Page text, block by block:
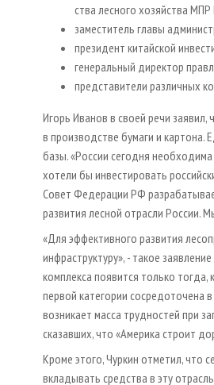
ства лесного хозяйства
заместитель главы
президент китайской
генеральный директор
представители различных
Игорь Иванов в своей речи
в производстве бумаги и
базы. «России сегодня
хотели бы инвестировать
Совет Федерации РФ
развития лесной отрасли России.
«Для эффективного развития
инфраструктуру», - такое
комплекса появится только
первой категории сосредоточена
возникает масса трудностей при
сказавших, что «Америка строит
Кроме этого, Чуркин отметил, что
вкладывать средства в эту